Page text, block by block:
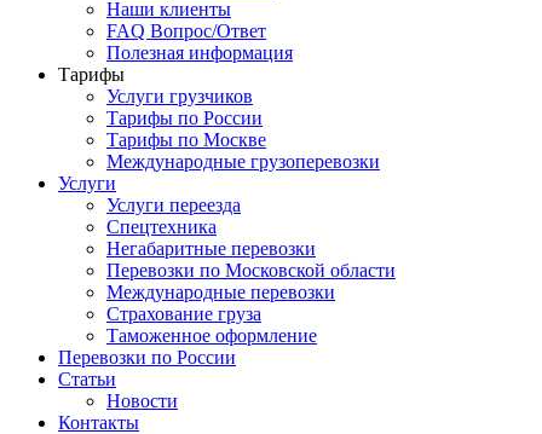
Наши клиенты
FAQ Вопрос/Ответ
Полезная информация
Тарифы
Услуги грузчиков
Тарифы по России
Тарифы по Москве
Международные грузоперевозки
Услуги
Услуги переезда
Спецтехника
Негабаритные перевозки
Перевозки по Московской области
Международные перевозки
Страхование груза
Таможенное оформление
Перевозки по России
Статьи
Новости
Контакты